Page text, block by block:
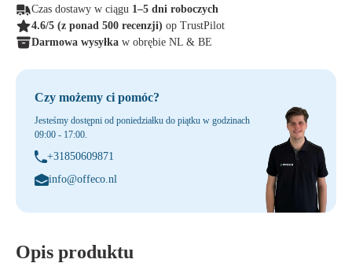
Czas dostawy w ciągu 1–5 dni roboczych
4.6/5 (z ponad 500 recenzji) op TrustPilot
Darmowa wysyłka w obrębie NL & BE
Czy możemy ci pomóc?
Jesteśmy dostępni od poniedziałku do piątku w godzinach
09:00 - 17:00.
+31850609871
info@offeco.nl
Opis produktu